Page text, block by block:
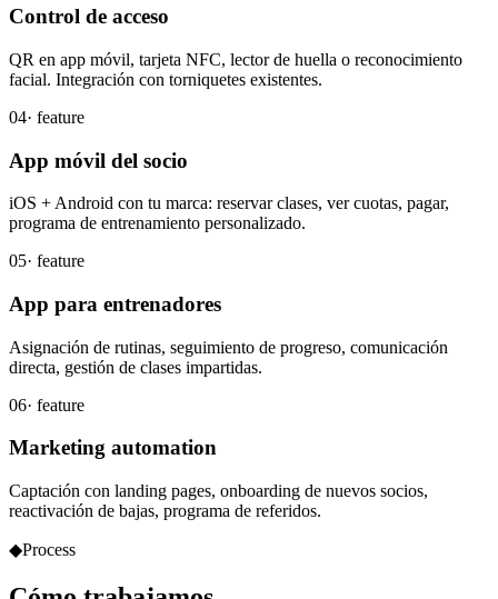
Control de acceso
QR en app móvil, tarjeta NFC, lector de huella o reconocimiento
facial. Integración con torniquetes existentes.
04· feature
App móvil del socio
iOS + Android con tu marca: reservar clases, ver cuotas, pagar,
programa de entrenamiento personalizado.
05· feature
App para entrenadores
Asignación de rutinas, seguimiento de progreso, comunicación
directa, gestión de clases impartidas.
06· feature
Marketing automation
Captación con landing pages, onboarding de nuevos socios,
reactivación de bajas, programa de referidos.
◆Process